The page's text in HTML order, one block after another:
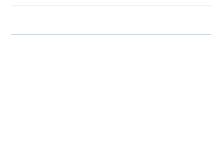
nouveau contenu en fonction d'un
tests et limite les intégrations à maintenir.